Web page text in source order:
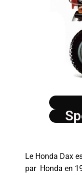
Le Honda Dax
par Honda en